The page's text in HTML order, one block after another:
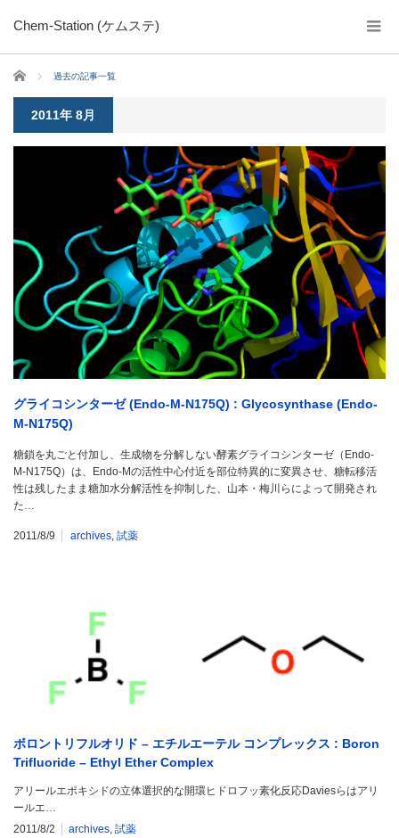
Chem-Station (ケムステ)
ホーム 過去の記事一覧
2011年 8月
グライコシンターゼ (Endo-M-N175Q) : Glycosynthase (Endo-
M-N175Q)
糖鎖を丸ごと付加し、生成物を分解しない酵素グライコシンターゼ（Endo-
M-N175Q）は、Endo-Mの活性中心付近を部位特異的に変異させ、糖転移活
性は残したまま糖加水分解活性を抑制した、山本・梅川らによって開発され
た…
2011/8/9 archives, 試薬
ボロントリフルオリド – エチルエーテル コンプレックス : Boron
Trifluoride – Ethyl Ether Complex
アリールエポキシドの立体選択的な開環ヒドロフッ素化反応Daviesらはアリ
ールエ…
2011/8/2
archives 試薬